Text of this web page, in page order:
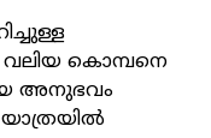
കൊമ്പനെ
അനുഭവം